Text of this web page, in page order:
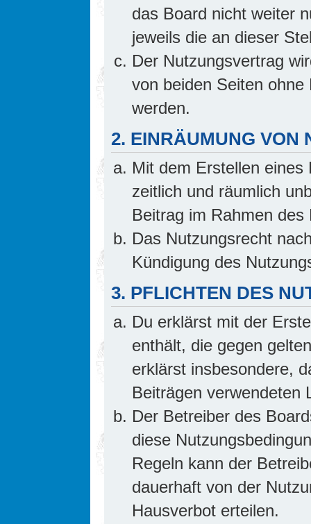
das Board nicht weiter
jeweils die an dieser
Der Nutzungsvertrag
von beiden Seiten
werden.
2. EINRÄUMUNG VON
Mit dem Erstellen
zeitlich und räumlich
Beitrag im Rahmen
Das Nutzungsrecht
Kündigung des
3. PFLICHTEN DES
Du erklärst mit der
enthält, die gegen
erklärst insbesondere,
Beiträgen verwendeten
Der Betreiber des
diese
Regeln kann der
dauerhaft von der
Hausverbot erteilen.